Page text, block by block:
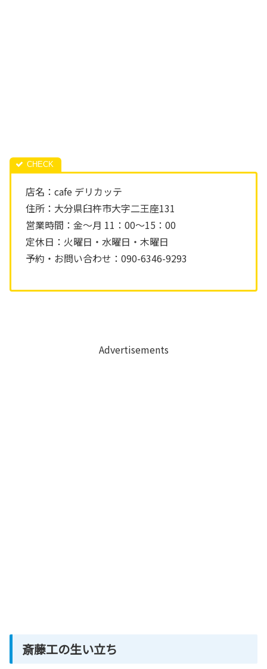
店名：cafe デリカッテ
住所：大分県臼杵市大字二王座131
営業時間：金～月 11：00～15：00
定休日：火曜日・水曜日・木曜日
予約・お問い合わせ：090-6346-9293
Advertisements
斎藤工の生い立ち